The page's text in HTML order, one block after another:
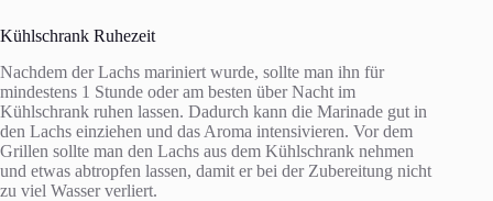
Kühlschrank Ruhezeit
Nachdem der Lachs mariniert wurde, sollte man ihn für
mindestens 1 Stunde oder am besten über Nacht im
Kühlschrank ruhen lassen. Dadurch kann die Marinade gut in
den Lachs einziehen und das Aroma intensivieren. Vor dem
Grillen sollte man den Lachs aus dem Kühlschrank nehmen
und etwas abtropfen lassen, damit er bei der Zubereitung nicht
zu viel Wasser verliert.